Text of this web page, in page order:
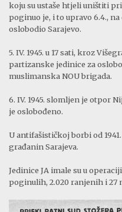
koju su ustaše htjeli uništiti
poginuo je, i to upravo 6.4.,
oslobodio Sarajevo.
5. IV. 1945. u 17 sati, kroz
partizanske jedinice za
muslimanska NOU brigada.
6. IV. 1945. slomljen je otpor
je oslobođeno.
U antifašističkoj borbi od 1941.
građanin Sarajeva.
Jedinice JA imale su u
poginulih, 2.020 ranjenih i 27